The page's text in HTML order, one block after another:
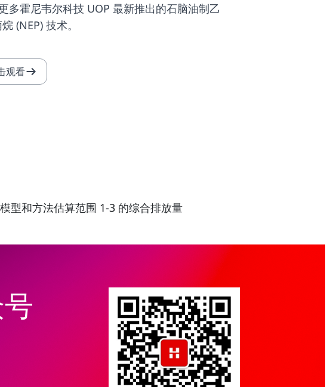
多霍尼韦尔科技 UOP 最新推出的石脑油制乙
(NEP) 技术。
观看
型和方法估算范围 1-3 的综合排放量